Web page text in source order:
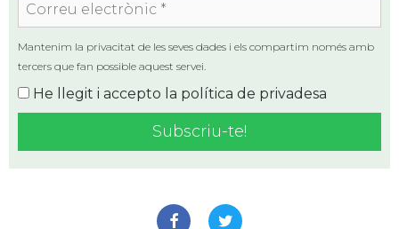
electrònic
*
Mantenim la privacitat de les seves dades i els compartim només amb
tercers que fan possible aquest servei.
He llegit i accepto la política de privadesa